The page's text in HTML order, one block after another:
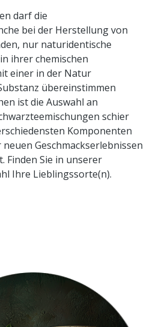
darf die
bei der Herstellung von
nur naturidentische
ihrer chemischen
einer in der Natur
übereinstimmen
ist die Auswahl an
schier
Komponenten
Geschmackserlebnissen
Finden Sie in unserer
Ihre Lieblingssorte(n).